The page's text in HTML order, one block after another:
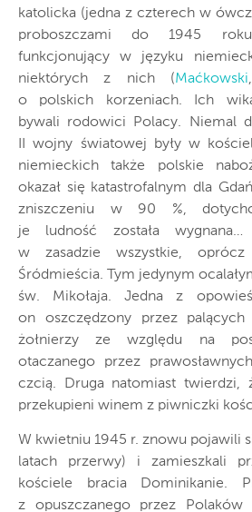
katolicka (jedna z czterech w
proboszczami do 1945
funkcjonujący w języku
niektórych z nich (Maćkowski
o polskich korzeniach. Ich
bywali rodowici Polacy. Niemal
II wojny światowej były w
niemieckich także polskie
okazał się katastrofalnym dla
zniszczeniu w 90 %,
je ludność została
w zasadzie wszystkie, oprócz
Śródmieścia. Tym jedynym
św. Mikołaja. Jedna z
on oszczędzony przez palących
żołnierzy ze względu na
otaczanego przez
czcią. Druga natomiast twierdzi,
przekupieni winem z piwniczki
W kwietniu 1945 r. znowu pojawili
latach przerwy) i zamieszkali
kościele bracia Dominikanie.
z opuszczanego przez